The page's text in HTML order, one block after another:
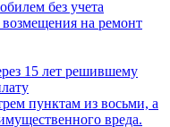
без учета
возмещения на ремонт
15 лет решившему
пунктам из восьми, а
вреда.